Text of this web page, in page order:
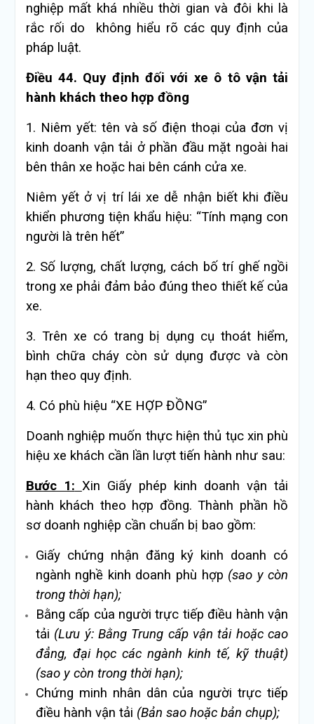
nghiệp mất khá nhiều thời gian và đôi khi là
rắc rối do không hiểu rõ các quy định của
pháp luật.
Điều 44. Quy định đối với xe ô tô vận tải
hành khách theo hợp đồng
1. Niêm yết: tên và số điện thoại của đơn vị
kinh doanh vận tải ở phần đầu mặt ngoài hai
bên thân xe hoặc hai bên cánh cửa xe.
Niêm yết ở vị trí lái xe dễ nhận biết khi điều
khiển phương tiện khẩu hiệu: “Tính mạng con
người là trên hết”
2. Số lượng, chất lượng, cách bố trí ghế ngồi
trong xe phải đảm bảo đúng theo thiết kế của
xe.
3. Trên xe có trang bị dụng cụ thoát hiểm,
bình chữa cháy còn sử dụng được và còn
hạn theo quy định.
4. Có phù hiệu “XE HỢP ĐỒNG”
Doanh nghiệp muốn thực hiện thủ tục xin phù
hiệu xe khách cần lần lượt tiến hành như sau:
Bước 1: Xin Giấy phép kinh doanh vận tải
hành khách theo hợp đồng. Thành phần hồ
sơ doanh nghiệp cần chuẩn bị bao gồm:
Giấy chứng nhận đăng ký kinh doanh có
ngành nghề kinh doanh phù hợp (sao y còn
trong thời hạn);
Bằng cấp của người trực tiếp điều hành vận
tải (Lưu ý: Bằng Trung cấp vận tải hoặc cao
đẳng, đại học các ngành kinh tế, kỹ thuật)
(sao y còn trong thời hạn);
Chứng minh nhân dân của người trực tiếp
điều hành vận tải (Bản sao hoặc bản chụp);